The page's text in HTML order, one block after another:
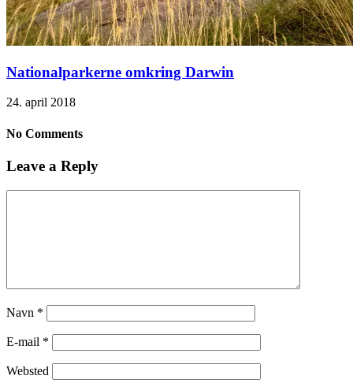
Nationalparkerne omkring Darwin
24. april 2018
No Comments
Leave a Reply
Navn *
E-mail *
Websted